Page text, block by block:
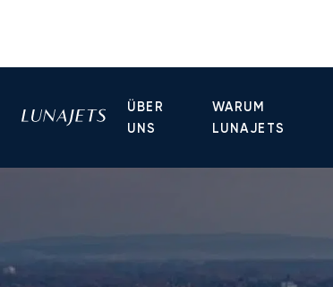
ÜBER
UNS
WARUM
LUNAJETS